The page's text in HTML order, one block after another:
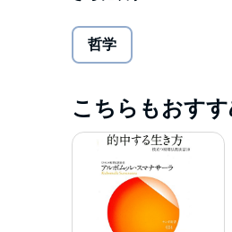
こう言われたら、あな
「あべこべ」とは「さか
私たちは、そんなこと
ですが、お釈迦さまか
たとえば、「人生は楽
「私は死なない」と思
「世の中の考え」と「
哲学
こちらもおす